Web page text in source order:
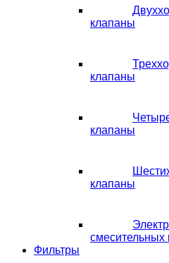
клапаны
клапаны
клапаны
клапаны
смесительных
Фильтры